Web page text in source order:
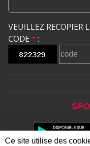
VEUILLEZ RECOPIER
CODE * :
Ce site utilise des